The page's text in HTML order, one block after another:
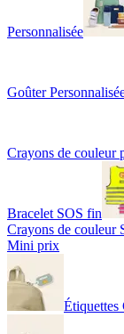
Personnalisée
Goûter
Crayons de couleur
Bracelet SOS fin
Crayons de couleur
Mini prix
Étiquettes